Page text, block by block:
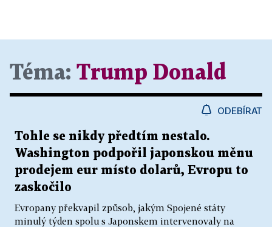
Téma: Trump Donald
ODEBÍRAT
Tohle se nikdy předtím nestalo.
Washington podpořil japonskou měnu
prodejem eur místo dolarů, Evropu to
zaskočilo
Evropany překvapil způsob, jakým Spojené státy
minulý týden spolu s Japonskem intervenovaly na